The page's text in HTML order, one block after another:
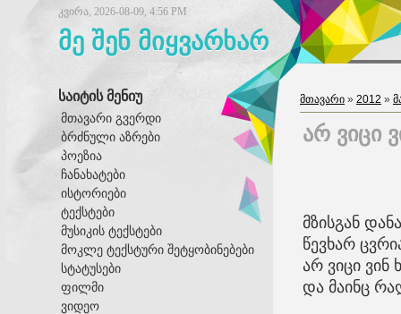
კვირა, 2026-08-09, 4:56 PM
მე შენ მიყვარხარ
საიტის მენიუ
მთავარი გვერდი
ბრძნული აზრები
პოეზია
ჩანახატები
ისტორიები
ტექსტები
მუსიკის ტექსტები
მოკლე ტექსტური შეტყობინებები
სტატუსები
ფილმი
ვიდეო
მთავარი » 2012 »
არ ვიცი
მზისგან
წევხარ
არ ვიცი ვინ
და მაინც